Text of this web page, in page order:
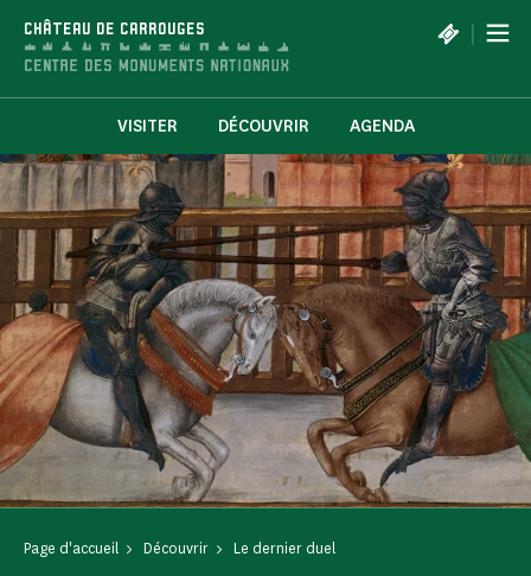
CHÂTEAU DE CARROUGES |
VISITER DÉCOUVRIR AGENDA
Page d'accueil Découvrir Le dernier duel